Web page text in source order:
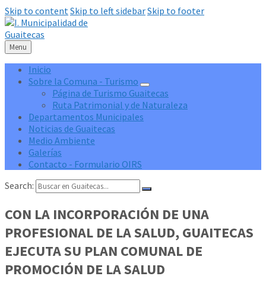
Skip to contentSkip to left sidebarSkip to footer
Menu
Inicio
Sobre la Comuna - Turismo
Página de Turismo Guaitecas
Ruta Patrimonial y de Naturaleza
Departamentos Municipales
Noticias de Guaitecas
Medio Ambiente
Galerías
Contacto - Formulario OIRS
Search:
CON LA INCORPORACIÓN DE UNA
PROFESIONAL DE LA SALUD, GUAITECAS
EJECUTA SU PLAN COMUNAL DE
PROMOCIÓN DE LA SALUD